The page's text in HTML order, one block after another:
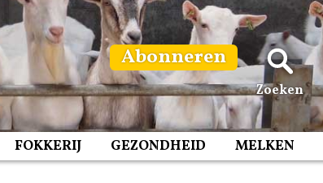
Abonneren
Zoeken
FOKKERIJ GEZONDHEID MELKEN